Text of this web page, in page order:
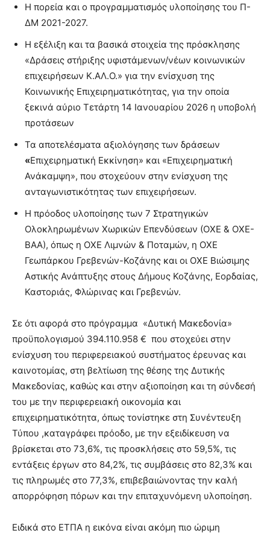
Η πορεία και ο προγραμματισμός υλοποίησης του Π-
ΔΜ 2021-2027.
Η εξέλιξη και τα βασικά στοιχεία της πρόσκλησης
«Δράσεις στήριξης υφιστάμενων/νέων κοινωνικών
επιχειρήσεων Κ.ΑΛ.Ο.» για την ενίσχυση της
Κοινωνικής Επιχειρηματικότητας, για την οποία
ξεκινά αύριο Τετάρτη 14 Ιανουαρίου 2026 η υποβολή
προτάσεων
Τα αποτελέσματα αξιολόγησης των δράσεων
«Επιχειρηματική Εκκίνηση» και «Επιχειρηματική
Ανάκαμψη», που στοχεύουν στην ενίσχυση της
ανταγωνιστικότητας των επιχειρήσεων.
Η πρόοδος υλοποίησης των 7 Στρατηγικών
Ολοκληρωμένων Χωρικών Επενδύσεων (ΟΧΕ & ΟΧΕ-
ΒΑΑ), όπως η ΟΧΕ Λιμνών & Ποταμών, η ΟΧΕ
Γεωπάρκου Γρεβενών-Κοζάνης και οι ΟΧΕ Βιώσιμης
Αστικής Ανάπτυξης στους Δήμους Κοζάνης, Εορδαίας,
Καστοριάς, Φλώρινας και Γρεβενών.
Σε ότι αφορά στο πρόγραμμα «Δυτική Μακεδονία»
προϋπολογισμού 394.110.958 € που στοχεύει στην
ενίσχυση του περιφερειακού συστήματος έρευνας και
καινοτομίας, στη βελτίωση της θέσης της Δυτικής
Μακεδονίας, καθώς και στην αξιοποίηση και τη σύνδεσή
του με την περιφερειακή οικονομία και
επιχειρηματικότητα, όπως τονίστηκε στη Συνέντευξη
Τύπου ,καταγράφει πρόοδο, με την εξειδίκευση να
βρίσκεται στο 73,6%, τις προσκλήσεις στο 59,5%, τις
εντάξεις έργων στο 84,2%, τις συμβάσεις στο 82,3% και
τις πληρωμές στο 77,3%, επιβεβαιώνοντας την καλή
απορρόφηση πόρων και την επιταχυνόμενη υλοποίηση.
Ειδικά στο ΕΤΠΑ η εικόνα είναι ακόμη πιο ώριμη